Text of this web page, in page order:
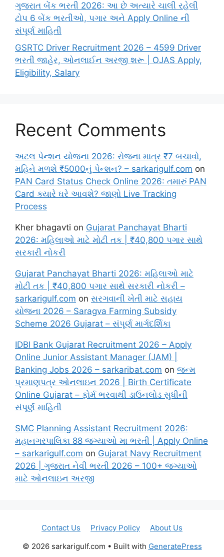
ગુજરાત બેંક ભરતી 2026: આ છે અત્યારે ચાલી રહેલી
ટોપ 6 બેંક ભરતીઓ, પગાર અને Apply Online ની
સંપૂર્ણ માહિતી
GSRTC Driver Recruitment 2026 – 4599 Driver
ભરતી જાહેર, ઓનલાઈન અરજી શરૂ | OJAS Apply,
Eligibility, Salary
Recent Comments
અટલ પેન્શન યોજના 2026: રોજના માત્ર ₹7 બચાવો,
મહિને મળશે ₹5000નું પેન્શન? – sarkarigulf.com on
PAN Card Status Check Online 2026: તમારું PAN
Card ક્યારે ઘરે આવશે? જાણો Live Tracking
Process
Kher bhagavti on Gujarat Panchayat Bharti
2026: મહિલાઓ માટે મોટી તક | ₹40,800 પગાર સાથે
સરકારી નોકરી
Gujarat Panchayat Bharti 2026: મહિલાઓ માટે
મોટી તક | ₹40,800 પગાર સાથે સરકારી નોકરી –
sarkarigulf.com on સરગવાની ખેતી માટે સહાય
યોજના 2026 – Saragva Farming Subsidy
Scheme 2026 Gujarat – સંપૂર્ણ માર્ગદર્શિકા
IDBI Bank Gujarat Recruitment 2026 – Apply
Online Junior Assistant Manager (JAM) |
Banking Jobs 2026 – sarkaribat.com on જન્મ
પ્રમાણપત્ર ઓનલાઇન 2026 | Birth Certificate
Online Gujarat – ફોર્મ ભરવાથી ડાઉનલોડ સુધીની
સંપૂર્ણ માહિતી
SMC Planning Assistant Recruitment 2026:
મહાનગરપાલિકા 88 જગ્યાઓ મા ભરતી | Apply Online
– sarkarigulf.com on Gujarat Navy Recruitment
2026 | ગુજરાત નેવી ભરતી 2026 – 100+ જગ્યાઓ
માટે ઓનલાઇન અરજી
Contact Us Privacy Policy
About Us
© 2026 sarkarigulf.com • Built with GeneratePress